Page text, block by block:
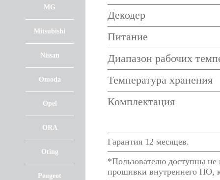
MG
Mitsubishi
Nissan
Omoda
Opel
ORA
Oting
Peugeot
Декодер
Питание
Диапазон рабочих
Температура хранения
Комплектация
Гарантия 12 месяцев.
*Пользователю доступны не
прошивки внутреннего ПО,